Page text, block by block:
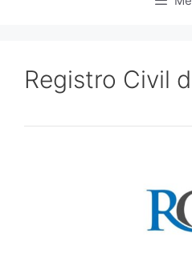
Registro Civil